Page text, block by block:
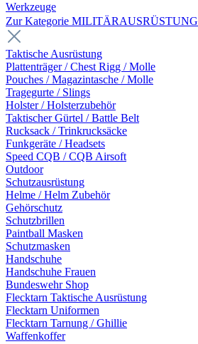
Werkzeuge
Zur Kategorie MILITÄRAUSRÜSTUNG
Taktische Ausrüstung
Plattenträger / Chest Rigg / Molle
Pouches / Magazintasche / Molle
Tragegurte / Slings
Holster / Holsterzubehör
Taktischer Gürtel / Battle Belt
Rucksack / Trinkrucksäcke
Funkgeräte / Headsets
Speed CQB / CQB Airsoft
Outdoor
Schutzausrüstung
Helme / Helm Zubehör
Gehörschutz
Schutzbrillen
Paintball Masken
Schutzmasken
Handschuhe
Handschuhe Frauen
Bundeswehr Shop
Flecktarn Taktische Ausrüstung
Flecktarn Uniformen
Flecktarn Tarnung / Ghillie
Waffenkoffer